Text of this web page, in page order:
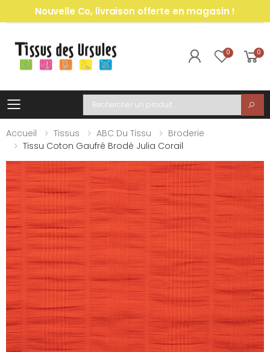
Nouvelle Co, livraison offerte en magasin !
0 0
Toggle mobile menu
Recherche
Accueil
Tissus ABC Du Tissu
Broderie
Tissu Coton Gaufré Brodé Julia Corail